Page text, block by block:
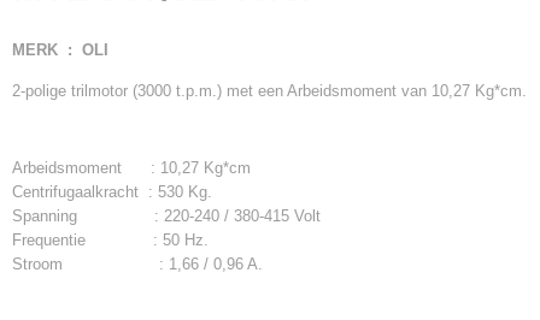
17,00 Kg
MERK : OLI
2-polige trilmotor (3000 t.p.m.) met een Arbeidsmoment van 10,27 Kg*cm.
Arbeidsmoment : 10,27 Kg*cm
Centrifugaalkracht : 530 Kg.
Spanning : 220-240 / 380-415 Volt
Frequentie : 50 Hz.
Stroom : 1,66 / 0,96 A.